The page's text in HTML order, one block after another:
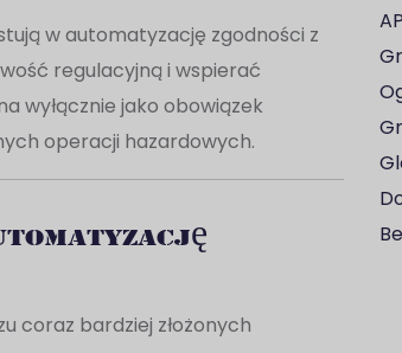
w automatyzację zgodności z
regulacyjną i wspierać
wyłącznie jako obowiązek
operacji hazardowych.
coraz bardziej złożonych